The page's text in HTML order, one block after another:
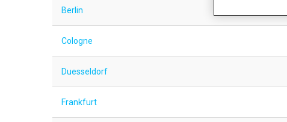
Berlin
Cologne
Duesseldorf
Frankfurt